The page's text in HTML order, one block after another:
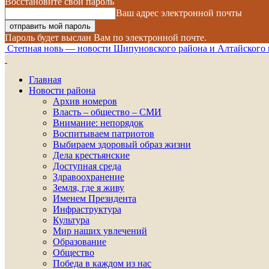
Ваш адрес электронной почты
Пароль будет выслан Вам по электронной почте.
Степная новь — новости Шипуновского района и Алтайского
Главная
Новости района
Архив номеров
Власть – общество – СМИ
Внимание: непорядок
Воспитываем патриотов
Выбираем здоровый образ жизни
Дела крестьянские
Доступная среда
Здравоохранение
Земля, где я живу
Именем Президента
Инфраструктура
Культура
Мир наших увлечений
Образование
Общество
Победа в каждом из нас